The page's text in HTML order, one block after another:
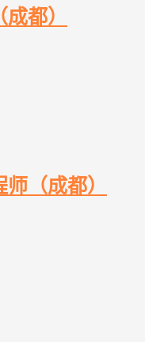
都）
（成都）